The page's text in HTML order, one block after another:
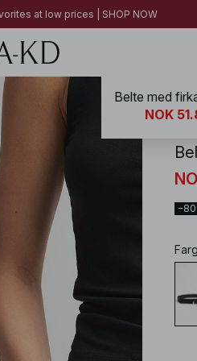
| SHOP NOW
| SHOP NOW
at low prices | SHOP NOW
NA-
Belte med
NOK